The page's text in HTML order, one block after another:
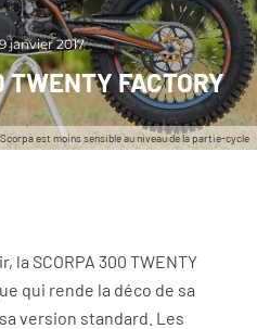
est moins sensible au niveau de la partie-cycle
janvier 2017
FACTORY
la SCORPA 300 TWENTY
qui rende la déco de sa
version standard. Les